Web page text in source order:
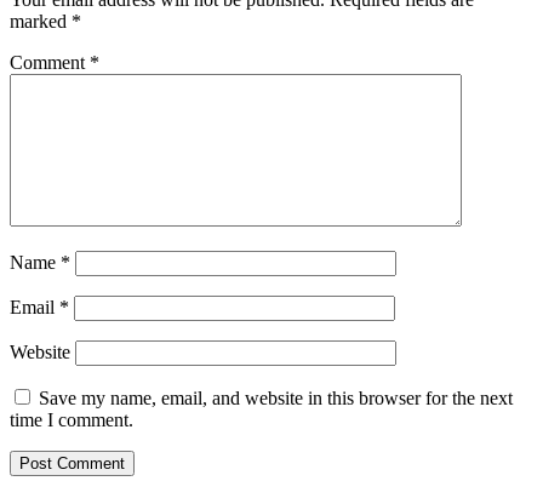
marked *
Comment *
Name *
Email *
Website
Save my name, email, and website in this browser for the next
time I comment.